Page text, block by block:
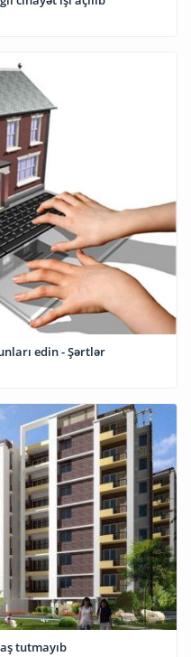
edin - Şərtlər
tutmayıb